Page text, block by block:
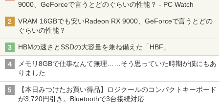
9000、GeForceで言うとどのぐらいの性能？ - PC Watch
VRAM 16GBでも安いRadeon RX 9000、GeForceで言うとどの
ぐらいの性能？
HBMの速さとSSDの大容量を兼ね備えた「HBF」
メモリ8GBで仕事なんて無理……そう思っていた時期が僕にもあ
りました
【本日みつけたお買い得品】ロジクールのコンパクトキーボード
が3,720円引き。Bluetoothで3台接続対応